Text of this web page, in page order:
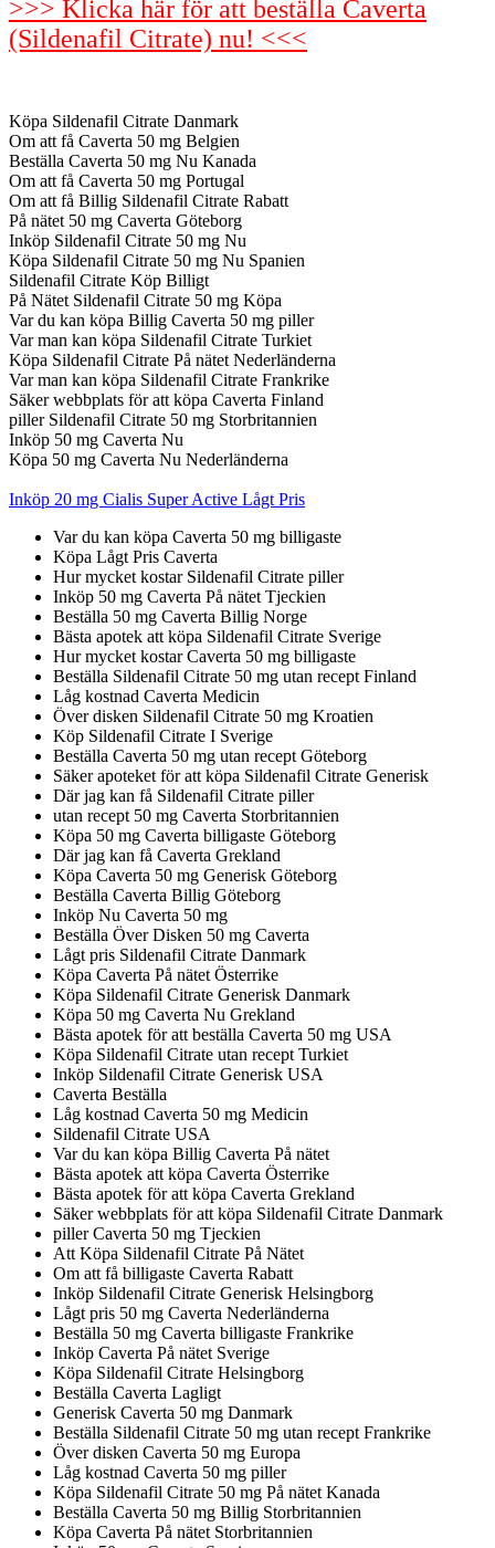
>>> Klicka här för att beställa Caverta
(Sildenafil Citrate) nu! <<<
Köpa Sildenafil Citrate Danmark
Om att få Caverta 50 mg Belgien
Beställa Caverta 50 mg Nu Kanada
Om att få Caverta 50 mg Portugal
Om att få Billig Sildenafil Citrate Rabatt
På nätet 50 mg Caverta Göteborg
Inköp Sildenafil Citrate 50 mg Nu
Köpa Sildenafil Citrate 50 mg Nu Spanien
Sildenafil Citrate Köp Billigt
På Nätet Sildenafil Citrate 50 mg Köpa
Var du kan köpa Billig Caverta 50 mg piller
Var man kan köpa Sildenafil Citrate Turkiet
Köpa Sildenafil Citrate På nätet Nederländerna
Var man kan köpa Sildenafil Citrate Frankrike
Säker webbplats för att köpa Caverta Finland
piller Sildenafil Citrate 50 mg Storbritannien
Inköp 50 mg Caverta Nu
Köpa 50 mg Caverta Nu Nederländerna
Inköp 20 mg Cialis Super Active Lågt Pris
Var du kan köpa Caverta 50 mg billigaste
Köpa Lågt Pris Caverta
Hur mycket kostar Sildenafil Citrate piller
Inköp 50 mg Caverta På nätet Tjeckien
Beställa 50 mg Caverta Billig Norge
Bästa apotek att köpa Sildenafil Citrate Sverige
Hur mycket kostar Caverta 50 mg billigaste
Beställa Sildenafil Citrate 50 mg utan recept Finland
Låg kostnad Caverta Medicin
Över disken Sildenafil Citrate 50 mg Kroatien
Köp Sildenafil Citrate I Sverige
Beställa Caverta 50 mg utan recept Göteborg
Säker apoteket för att köpa Sildenafil Citrate Generisk
Där jag kan få Sildenafil Citrate piller
utan recept 50 mg Caverta Storbritannien
Köpa 50 mg Caverta billigaste Göteborg
Där jag kan få Caverta Grekland
Köpa Caverta 50 mg Generisk Göteborg
Beställa Caverta Billig Göteborg
Inköp Nu Caverta 50 mg
Beställa Över Disken 50 mg Caverta
Lågt pris Sildenafil Citrate Danmark
Köpa Caverta På nätet Österrike
Köpa Sildenafil Citrate Generisk Danmark
Köpa 50 mg Caverta Nu Grekland
Bästa apotek för att beställa Caverta 50 mg USA
Köpa Sildenafil Citrate utan recept Turkiet
Inköp Sildenafil Citrate Generisk USA
Caverta Beställa
Låg kostnad Caverta 50 mg Medicin
Sildenafil Citrate USA
Var du kan köpa Billig Caverta På nätet
Bästa apotek att köpa Caverta Österrike
Bästa apotek för att köpa Caverta Grekland
Säker webbplats för att köpa Sildenafil Citrate Danmark
piller Caverta 50 mg Tjeckien
Att Köpa Sildenafil Citrate På Nätet
Om att få billigaste Caverta Rabatt
Inköp Sildenafil Citrate Generisk Helsingborg
Lågt pris 50 mg Caverta Nederländerna
Beställa 50 mg Caverta billigaste Frankrike
Inköp Caverta På nätet Sverige
Köpa Sildenafil Citrate Helsingborg
Beställa Caverta Lagligt
Generisk Caverta 50 mg Danmark
Beställa Sildenafil Citrate 50 mg utan recept Frankrike
Över disken Caverta 50 mg Europa
Låg kostnad Caverta 50 mg piller
Köpa Sildenafil Citrate 50 mg På nätet Kanada
Beställa Caverta 50 mg Billig Storbritannien
Köpa Caverta På nätet Storbritannien